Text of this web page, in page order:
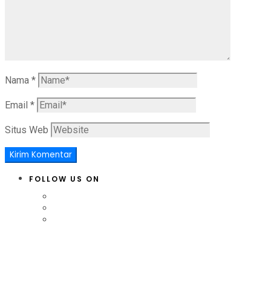
Nama *
Email *
Situs Web
FOLLOW US ON